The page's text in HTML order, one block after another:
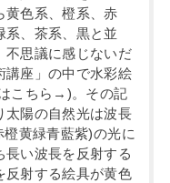
黄色系、橙系、赤
系、茶系、黒と並
思議に感じないだ
座」の中で水彩絵
こちら→)。その記
陽の自然光は波長
黄緑青藍紫)の光に
い波長を反射する
反射する絵具が黄色